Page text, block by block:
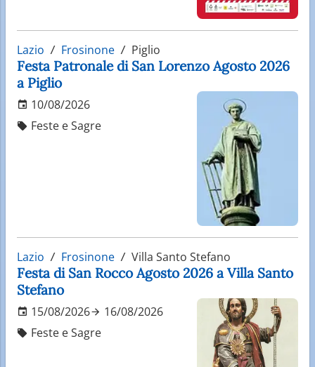
Lazio Frosinone Piglio
Festa Patronale di San Lorenzo Agosto 2026
a Piglio
10/08/2026
Feste e Sagre
Lazio Frosinone Villa Santo Stefano
Festa di San Rocco Agosto 2026 a Villa Santo
Stefano
15/08/2026
16/08/2026
Feste e Sagre